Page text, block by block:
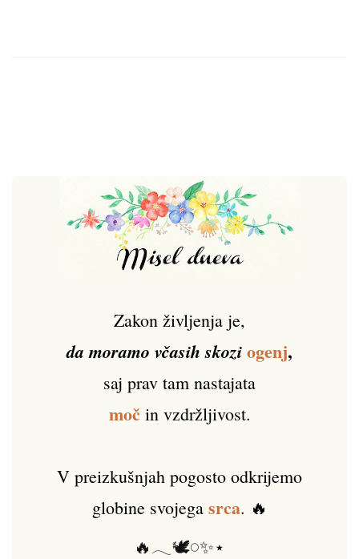
Zakon življenja je,
da moramo včasih skoziogenj,
saj prav tam nastajata
močin vzdržljivost.
V preizkušnjah pogosto odkrijemo
globine svojega srca. 🔥
🔥𓂃🕊️𓏸✨⋆